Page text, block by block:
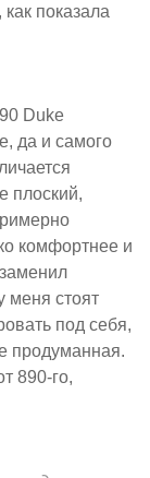
показала
Duke
да и самого
плоский,
комфортнее и
меня стоят
под себя,
продуманная.
890-го,